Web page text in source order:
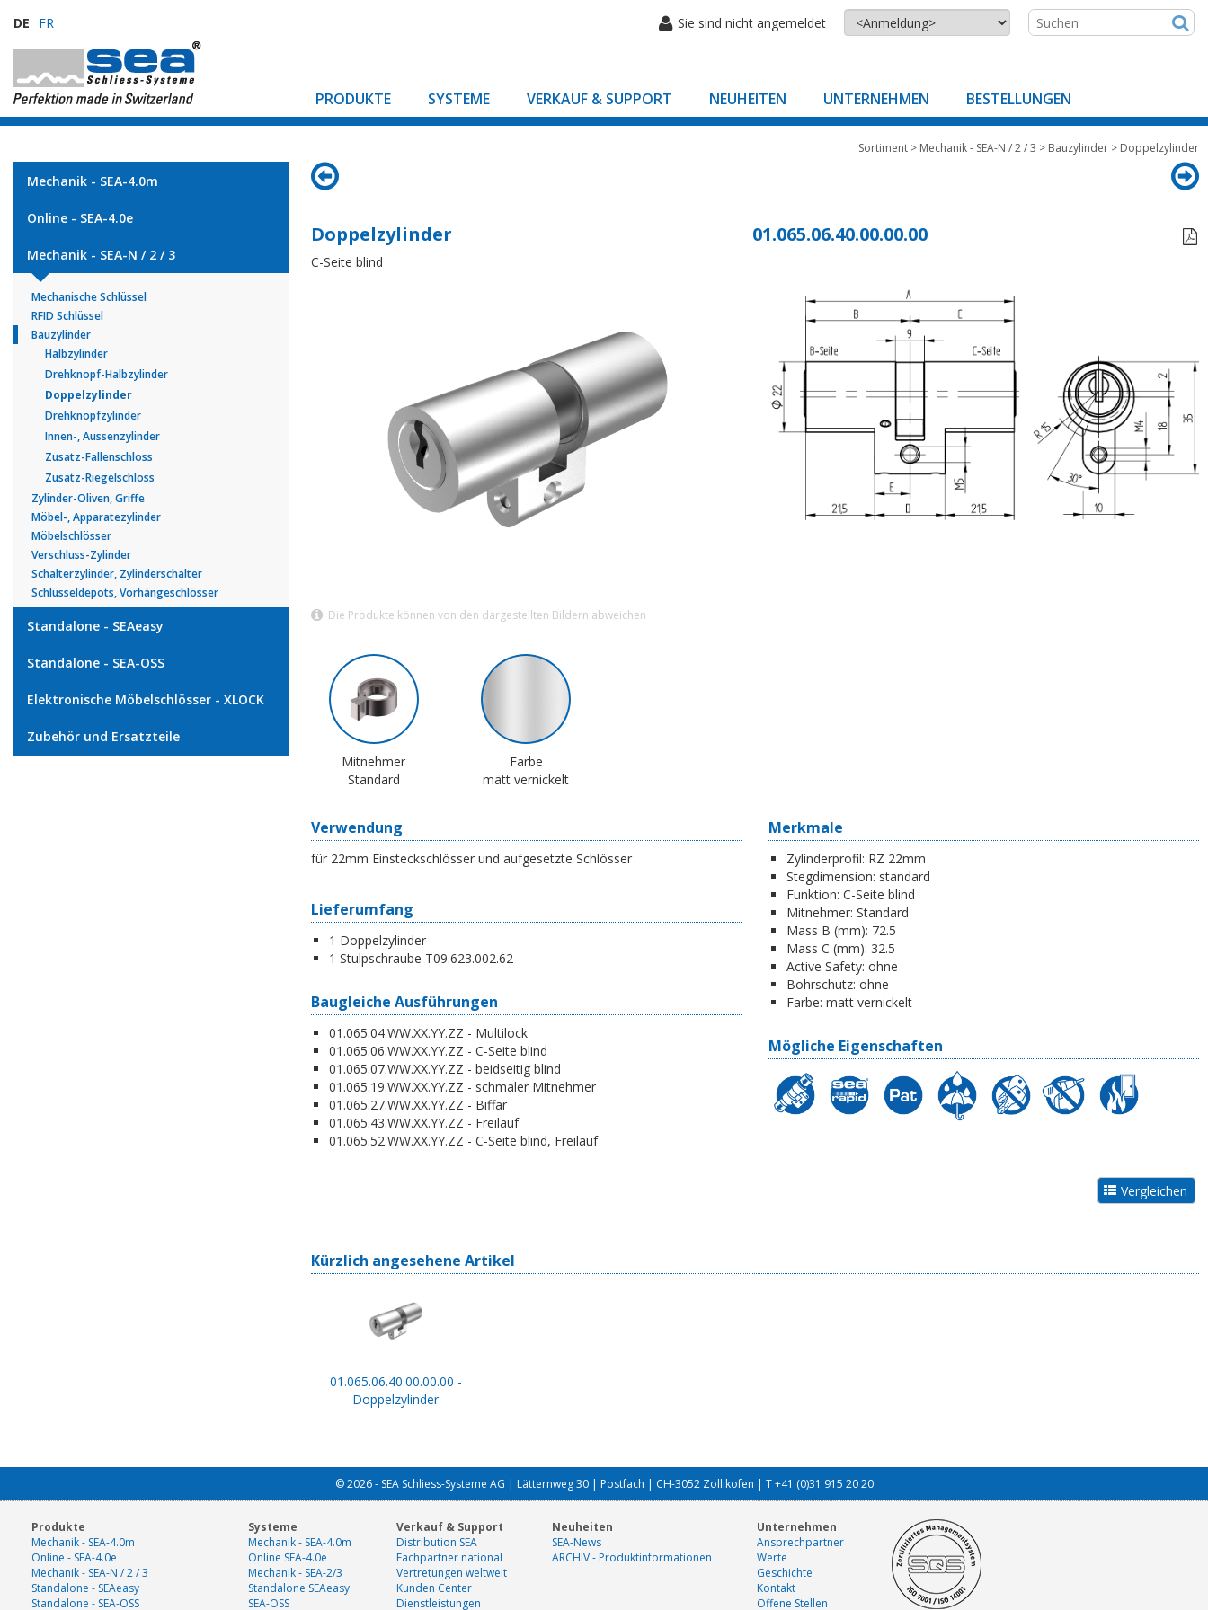
DE FR Sie sind nicht angemeldet
PRODUKTE SYSTEME VERKAUF & SUPPORT NEUHEITEN UNTERNEHMEN BESTELLUNGEN
Mechanik - SEA-4.0m
Online - SEA-4.0e
Mechanik - SEA-N / 2 / 3
Mechanische Schlüssel
RFID Schlüssel
Bauzylinder
Halbzylinder
Drehknopf-Halbzylinder
Doppelzylinder
Drehknopfzylinder
Innen-, Aussenzylinder
Zusatz-Fallenschloss
Zusatz-Riegelschloss
Zylinder-Oliven, Griffe
Möbel-, Apparatezylinder
Möbelschlösser
Verschluss-Zylinder
Schalterzylinder, Zylinderschalter
Schlüsseldepots, Vorhängeschlösser
Standalone - SEAeasy
Standalone - SEA-OSS
Elektronische Möbelschlösser - XLOCK
Zubehör und Ersatzteile
Sortiment > Mechanik - SEA-N / 2 / 3 > Bauzylinder > Doppelzylinder
Doppelzylinder 01.065.06.40.00.00.00

C-Seite blind
Die Produkte können von den dargestellten Bildern abweichen
Mitnehmer
Standard
Farbe
matt vernickelt
Verwendung
für 22mm Einsteckschlösser und aufgesetzte Schlösser
Lieferumfang
1 Doppelzylinder
1 Stulpschraube T09.623.002.62
Baugleiche Ausführungen
01.065.04.WW.XX.YY.ZZ - Multilock
01.065.06.WW.XX.YY.ZZ - C-Seite blind
01.065.07.WW.XX.YY.ZZ - beidseitig blind
01.065.19.WW.XX.YY.ZZ - schmaler Mitnehmer
01.065.27.WW.XX.YY.ZZ - Biffar
01.065.43.WW.XX.YY.ZZ - Freilauf
01.065.52.WW.XX.YY.ZZ - C-Seite blind, Freilauf
Merkmale
Zylinderprofil: RZ 22mm
Stegdimension: standard
Funktion: C-Seite blind
Mitnehmer: Standard
Mass B (mm): 72.5
Mass C (mm): 32.5
Active Safety: ohne
Bohrschutz: ohne
Farbe: matt vernickelt
Mögliche Eigenschaften
Kürzlich angesehene Artikel
01.065.06.40.00.00.00 -
Doppelzylinder
© 2026 - SEA Schliess-Systeme AG | Lätternweg 30 | Postfach | CH-3052 Zollikofen | T +41 (0)31 915 20 20
Produkte
Mechanik - SEA-4.0m
Online - SEA-4.0e
Mechanik - SEA-N / 2 / 3
Standalone - SEAeasy
Standalone - SEA-OSS
Systeme
Mechanik - SEA-4.0m
Online SEA-4.0e
Mechanik - SEA-2/3
Standalone SEAeasy
SEA-OSS
Verkauf & Support
Distribution SEA
Fachpartner national
Vertretungen weltweit
Kunden Center
Dienstleistungen
Neuheiten
SEA-News
ARCHIV - Produktinformationen
Unternehmen
Ansprechpartner
Werte
Geschichte
Kontakt
Offene Stellen